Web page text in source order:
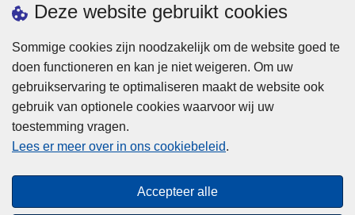
Deze website gebruikt cookies
Sommige cookies zijn noodzakelijk om de website goed te
doen functioneren en kan je niet weigeren. Om uw
gebruikservaring te optimaliseren maakt de website ook
gebruik van optionele cookies waarvoor wij uw
toestemming vragen.
Lees er meer over in ons cookiebeleid.
Accepteer alle
Privacy
Cookies
Toegankelijkheid